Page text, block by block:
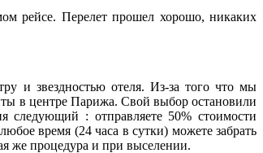
рейсе. Перелет прошел хорошо, никаких
и звездностью отеля. Из-за того что мы
в центре Парижа. Свой выбор остановили
следующий : отправляете 50% стоимости
время (24 часа в сутки) можете забрать
же процедура и при выселении.